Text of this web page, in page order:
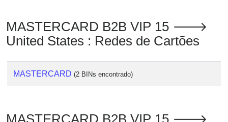
MASTERCARD B2B VIP 15 🡒
United States : Redes de Cartões
MASTERCARD (2 BINs encontrado)
MASTERCARD B2B VIP 15 🡒